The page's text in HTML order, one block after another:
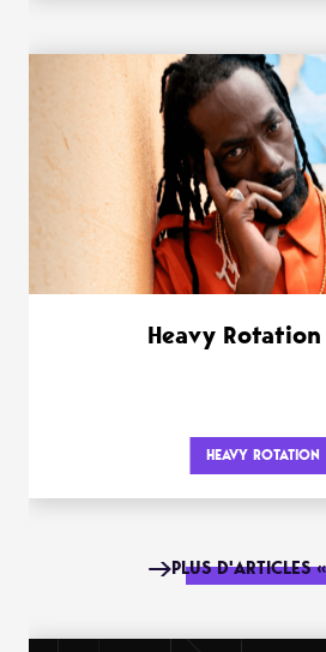
Heavy
HEAVY ROTATION
PLUS D'ARTICLES